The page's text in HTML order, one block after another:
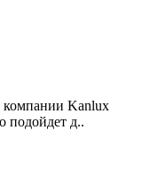
компании Kanlux
подойдет д..